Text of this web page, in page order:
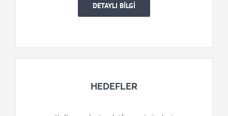
DETAYLI BİLGİ
HEDEFLER